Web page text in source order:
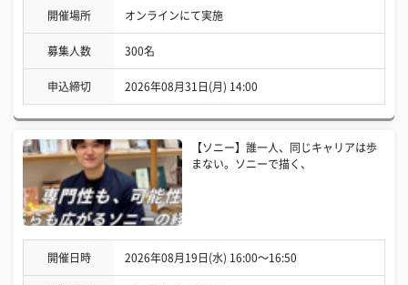
開催場所 オンラインにて実施
募集人数 300名
申込締切 2026年08月31日(月) 14:00
【ソニー】誰一人、同じキャリアは歩
まない。ソニーで描く、
開催日時 2026年08月19日(水) 16:00〜16:50